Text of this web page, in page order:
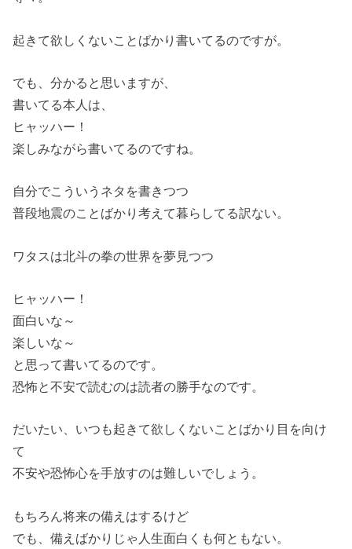
起きて欲しくないことばかり書いてるのですが。
でも、分かると思いますが、
書いてる本人は、
ヒャッハー！
楽しみながら書いてるのですね。
自分でこういうネタを書きつつ
普段地震のことばかり考えて暮らしてる訳ない。
ワタスは北斗の拳の世界を夢見つつ
ヒャッハー！
面白いな～
楽しいな～
と思って書いてるのです。
恐怖と不安で読むのは読者の勝手なのです。
だいたい、いつも起きて欲しくないことばかり目を向け
て
不安や恐怖心を手放すのは難しいでしょう。
もちろん将来の備えはするけど
でも、備えばかりじゃ人生面白くも何ともない。